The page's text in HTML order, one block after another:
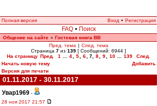
Полная версия Вход • Регистрация
FAQ • Поиск
Общение на сайте » Гостевая книга ВВ
Пред. тема | След. тема
Страница 7 из 139 [ Сообщений: 6944 ]
На страницу Пред. 1 4 5 6 7 8 9 10 139
След.
Начать новую тему
Добавить
Версия для печати
01.11.2017 - 30.11.2017
Увар1969 -
28 ноя 2017 21:57